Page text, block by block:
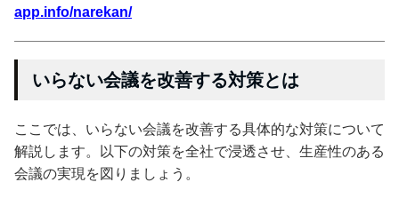
app.info/narekan/
いらない会議を改善する対策とは
ここでは、いらない会議を改善する具体的な対策について
解説します。以下の対策を全社で浸透させ、生産性のある
会議の実現を図りましょう。